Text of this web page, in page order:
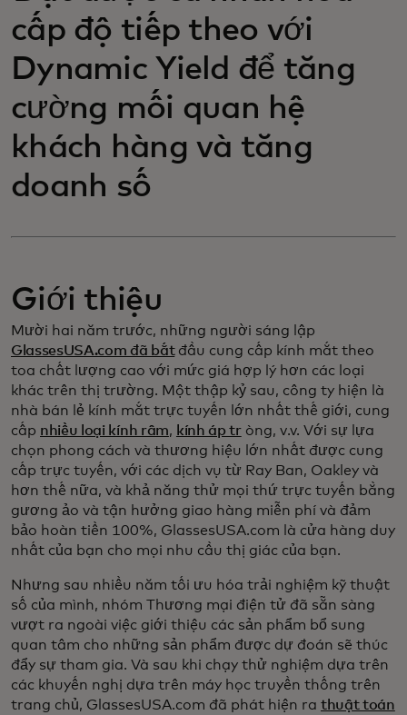
cấp độ tiếp theo với
Dynamic Yield để tăng
cường mối quan hệ
khách hàng và tăng
doanh số
Giới thiệu
Mười hai năm trước, những người sáng lập
GlassesUSA.com đã bắtđầu cung cấp kính mắt theo
toa chất lượng cao với mức giá hợp lý hơn các loại
khác trên thị trường. Một thập kỷ sau, công ty hiện là
nhà bán lẻ kính mắt trực tuyến lớn nhất thế giới, cung
cấp nhiều loại kính râm, kính áp tròng, v.v. Với sự lựa
chọn phong cách và thương hiệu lớn nhất được cung
cấp trực tuyến, với các dịch vụ từ Ray Ban, Oakley và
hơn thế nữa, và khả năng thử mọi thứ trực tuyến bằng
gương ảo và tận hưởng giao hàng miễn phí và đảm
bảo hoàn tiền 100%, GlassesUSA.com là cửa hàng duy
nhất của bạn cho mọi nhu cầu thị giác của bạn.
Nhưng sau nhiều năm tối ưu hóa trải nghiệm kỹ thuật
số của mình, nhóm Thương mại điện tử đã sẵn sàng
vượt ra ngoài việc giới thiệu các sản phẩm bổ sung
quan tâm cho những sản phẩm được dự đoán sẽ thúc
đẩy sự tham gia. Và sau khi chạy thử nghiệm dựa trên
các khuyến nghị dựa trên máy học truyền thống trên
trang chủ, GlassesUSA.com đã phát hiện ra thuật toán